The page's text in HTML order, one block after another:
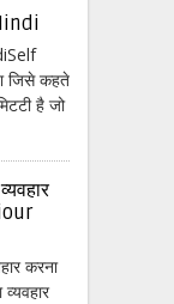
जिसे कहते
है जो
करना